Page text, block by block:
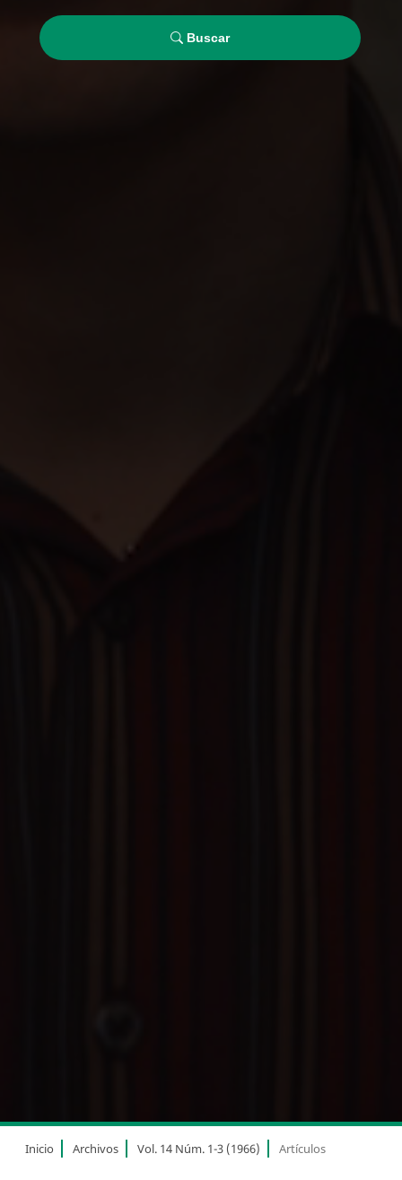
Buscar
Inicio Archivos Vol. 14 Núm. 1-3 (1966) Artículos